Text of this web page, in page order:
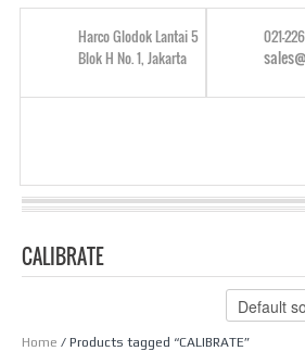
Harco Glodok Lantai 5
Blok H No. 1, Jakarta
021-
CALIBRATE
Home / Products tagged “CALIBRATE”